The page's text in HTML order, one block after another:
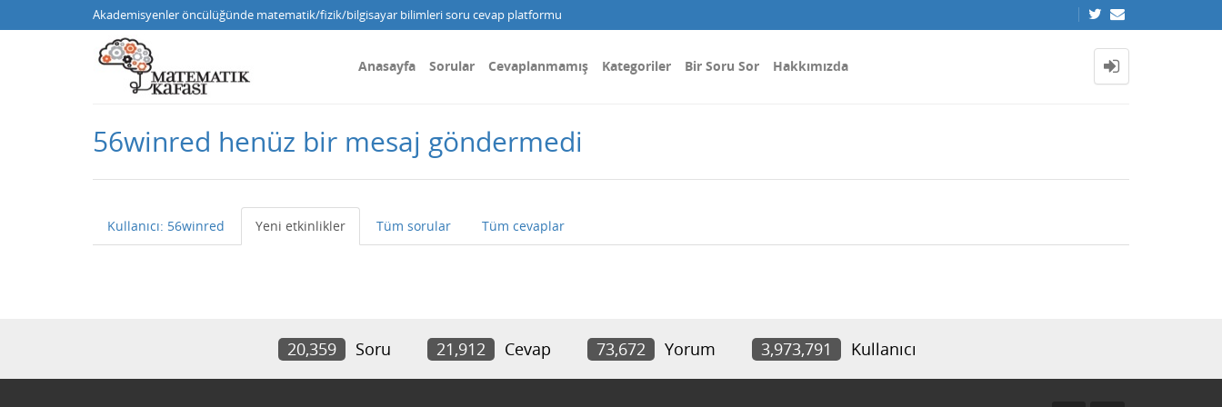
Akademisyenler öncülüğünde matematik/fizik/bilgisayar bilimleri soru cevap platformu
Anasayfa Sorular Cevaplanmamış Kategoriler Bir Soru Sor Hakkımızda
56winred henüz bir mesaj göndermedi
Kullanıcı: 56winred Yeni etkinlikler Tüm sorular Tüm cevaplar
20,359 Soru 21,912 Cevap 73,672 Yorum 3,973,791 Kullanıcı